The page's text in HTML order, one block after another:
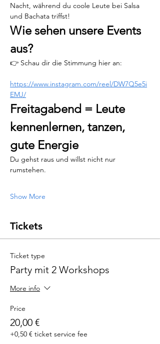
Nacht, während du coole Leute bei Salsa
und Bachata triffst!
Wie sehen unsere Events
aus?
👉 Schau dir die Stimmung hier an:
https://www.instagram.com/reel/DW7Q5e5i
EMJ/
Freitagabend = Leute
kennenlernen, tanzen,
gute Energie
Du gehst raus und willst nicht nur
rumstehen.
Show More
Tickets
Ticket type
Party mit 2 Workshops
More info
Price
20,00 €
+0,50 € ticket service fee